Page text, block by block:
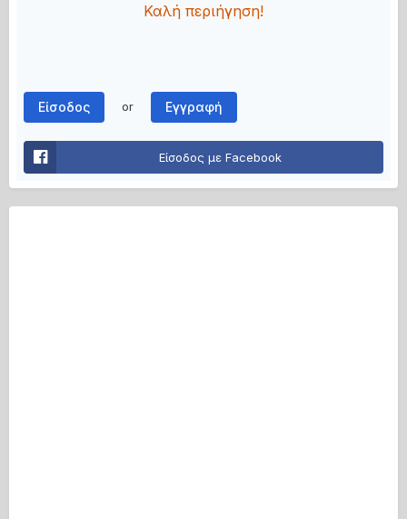
Καλή περιήγηση!
Είσοδος or Εγγραφή
Είσοδος με Facebook